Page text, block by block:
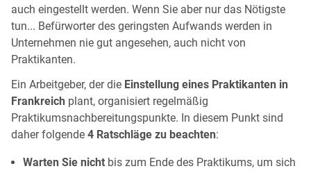
auch eingestellt werden. Wenn Sie aber nur das Nötigste
tun... Befürworter des geringsten Aufwands werden in
Unternehmen nie gut angesehen, auch nicht von
Praktikanten.
Ein Arbeitgeber, der die Einstellung eines Praktikanten in
Frankreich plant, organisiert regelmäßig
Praktikumsnachbereitungspunkte. In diesem Punkt sind
daher folgende 4 Ratschläge zu beachten:
Warten Sie nicht bis zum Ende des Praktikums, um sich